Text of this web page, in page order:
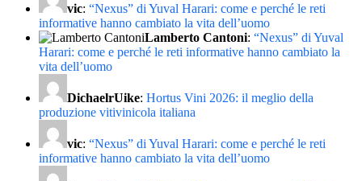
vic: “Nexus” di Yuval Harari: come e perché le reti
informative hanno cambiato la vita dell’uomo
Lamberto Cantoni: “Nexus” di Yuval
Harari: come e perché le reti informative hanno cambiato la
vita dell’uomo
DichaelrUike: Hortus Vini 2026: il meglio della
produzione vitivinicola italiana
vic: “Nexus” di Yuval Harari: come e perché le reti
informative hanno cambiato la vita dell’uomo